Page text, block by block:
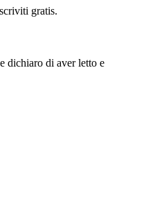
gratis.
dichiaro di aver letto e